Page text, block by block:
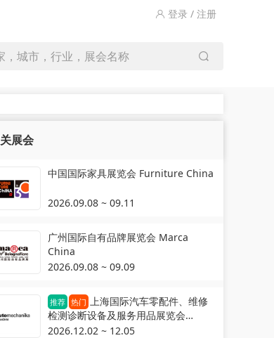
登录 / 注册
，城市，行业，展会名称
展会
中国国际家具展览会 Furniture China
2026.09.08 ~ 09.11
广州国际自有品牌展览会 Marca
China
2026.09.08 ~ 09.09
推荐 热门 上海国际汽车零配件、维修
检测诊断设备及服务用品展览会
Automechanika Shanghai
2026.12.02 ~ 12.05